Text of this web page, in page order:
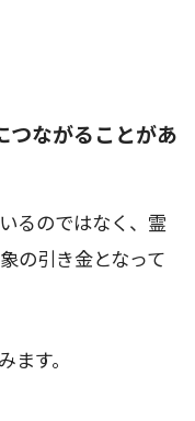
つながることがあ
るのではなく、霊
の引き金となって
す。